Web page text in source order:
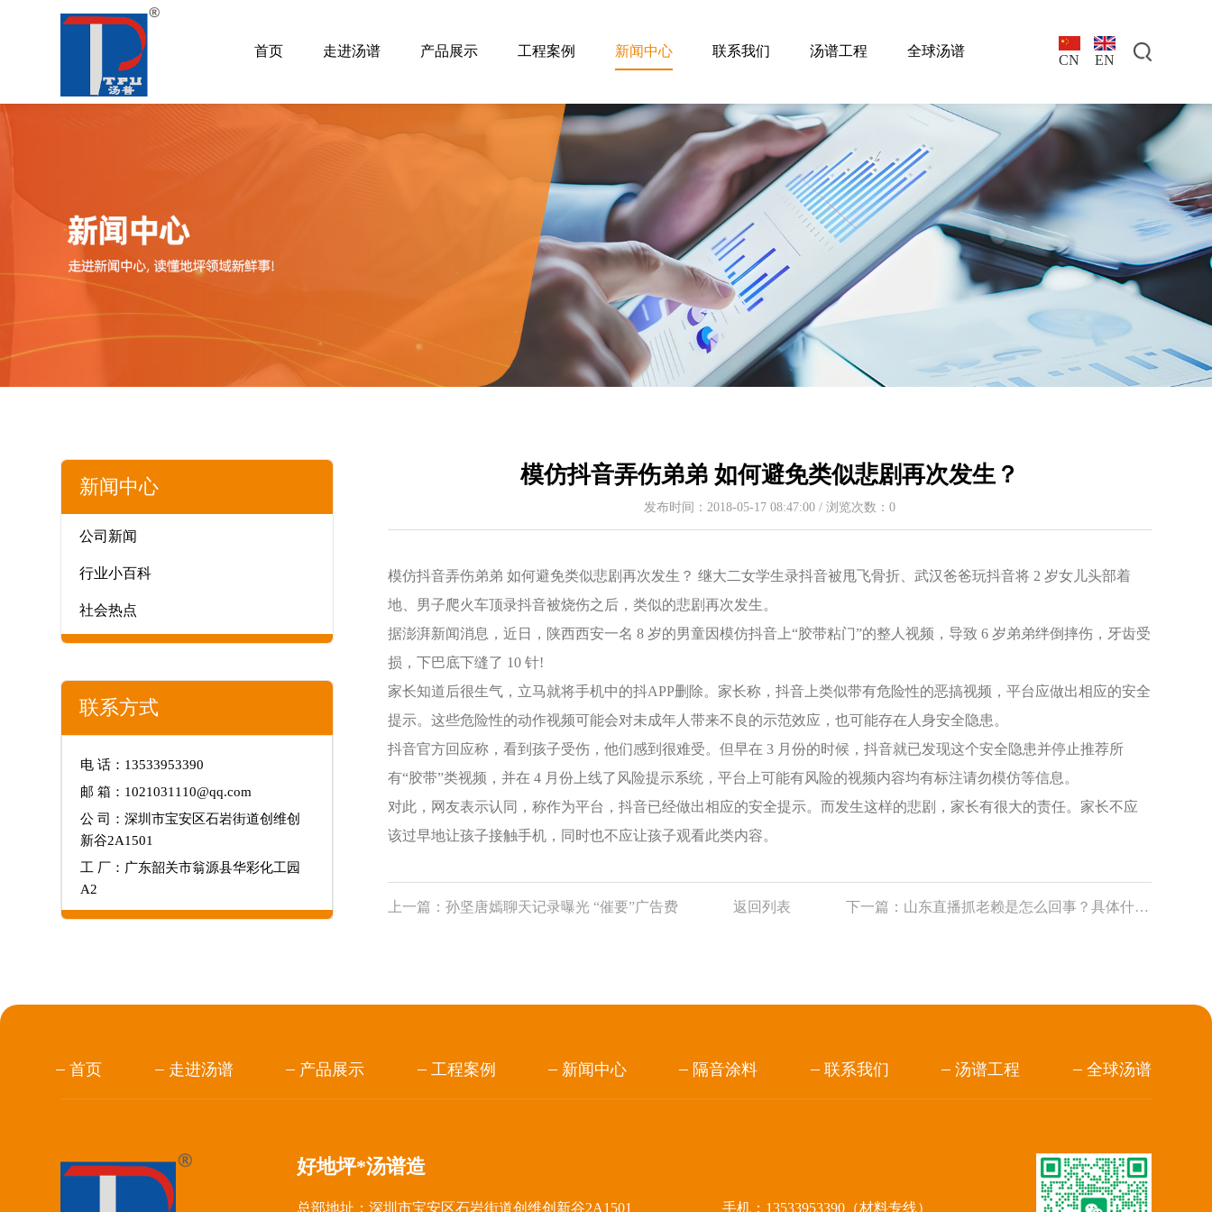
首页 走进汤谱 产品展示 工程案例 新闻中心 联系我们 汤谱工程 全球汤谱
CN EN
新闻中心
公司新闻
行业小百科
社会热点
联系方式
电 话：13533953390
邮 箱：1021031110@qq.com
公 司：深圳市宝安区石岩街道创维创
新谷2A1501
工 厂：广东韶关市翁源县华彩化工园
A2
模仿抖音弄伤弟弟 如何避免类似悲剧再次发生？
发布时间：2018-05-17 08:47:00 / 浏览次数： 0
模仿抖音弄伤弟弟 如何避免类似悲剧再次发生？ 继大二女学生录抖音被甩飞骨折、武汉爸爸玩抖音将 2 岁女儿头部着
地、男子爬火车顶录抖音被烧伤之后，类似的悲剧再次发生。
据澎湃新闻消息，近日，陕西西安一名 8 岁的男童因模仿抖音上“胶带粘门”的整人视频，导致 6 岁弟弟绊倒摔伤，牙齿受
损，下巴底下缝了 10 针!
家长知道后很生气，立马就将手机中的抖APP删除。家长称，抖音上类似带有危险性的恶搞视频，平台应做出相应的安全
提示。这些危险性的动作视频可能会对未成年人带来不良的示范效应，也可能存在人身安全隐患。
抖音官方回应称，看到孩子受伤，他们感到很难受。但早在 3 月份的时候，抖音就已发现这个安全隐患并停止推荐所
有“胶带”类视频，并在 4 月份上线了风险提示系统，平台上可能有风险的视频内容均有标注请勿模仿等信息。
对此，网友表示认同，称作为平台，抖音已经做出相应的安全提示。而发生这样的悲剧，家长有很大的责任。家长不应
该过早地让孩子接触手机，同时也不应让孩子观看此类内容。
上一篇：孙坚唐嫣聊天记录曝光 “催要”广告费 返回列表 下一篇： 山东直播抓老赖是怎么回事？具体什么情况？
首页 走进汤谱 产品展示 工程案例 新闻中心 隔音涂料 联系我们 汤谱工程 全球汤谱
好地坪*汤谱造
总部地址：深圳市宝安区石岩街道创维创新谷2A1501 手机：13533953390（材料专线）